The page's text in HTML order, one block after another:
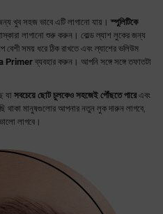
জন্য খুব সহজ ভাবে এটি লাগানো যায়।স্পুলিটিকে
লাগানো শুরু করুন। বোল্ড ল্যাশ লুকের জন্য
সময় ধরে ঠিক রাখতে এবং ল্যাশের ভলিউম
Primerব্যবহার করুন। আপনি সঙ্গে সঙ্গে তফাতটা
যা সবচেয়ে ছোট চুলকেও সহজেই পৌঁছতে পারেএবং
থাকা মানুষগুলোর আপনার নতুন লুক দারুন লাগবে,
লাগবে।